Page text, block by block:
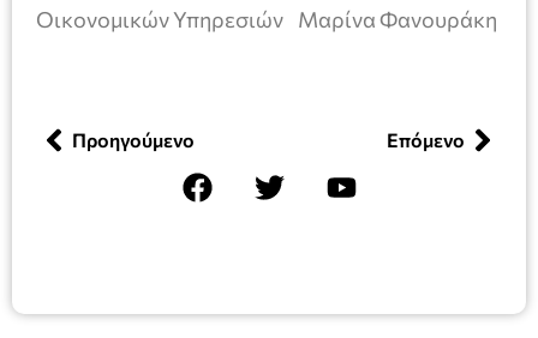
Οικονομικών Υπηρεσιών Μαρίνα Φανουράκη
Προηγούμενο Επόμενο